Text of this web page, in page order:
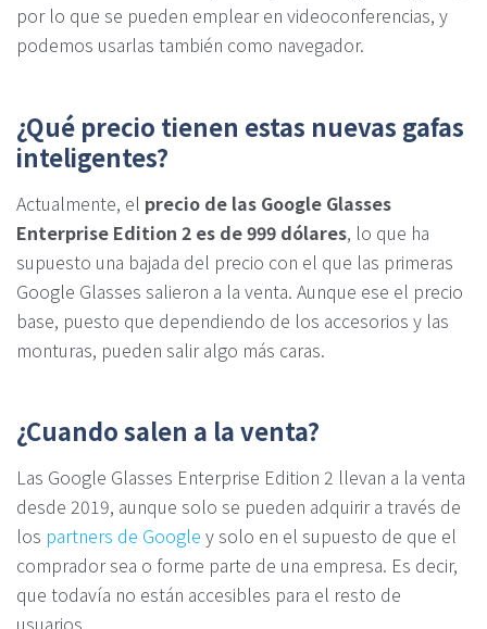
por lo que se pueden emplear en videoconferencias, y
podemos usarlas también como navegador.
¿Qué precio tienen estas nuevas gafas
inteligentes?
Actualmente, el precio de las Google Glasses
Enterprise Edition 2 es de 999 dólares, lo que ha
supuesto una bajada del precio con el que las primeras
Google Glasses salieron a la venta. Aunque ese el precio
base, puesto que dependiendo de los accesorios y las
monturas, pueden salir algo más caras.
¿Cuando salen a la venta?
Las Google Glasses Enterprise Edition 2 llevan a la venta
desde 2019, aunque solo se pueden adquirir a través de
los partners de Google y solo en el supuesto de que el
comprador sea o forme parte de una empresa. Es decir,
que todavía no están accesibles para el resto de